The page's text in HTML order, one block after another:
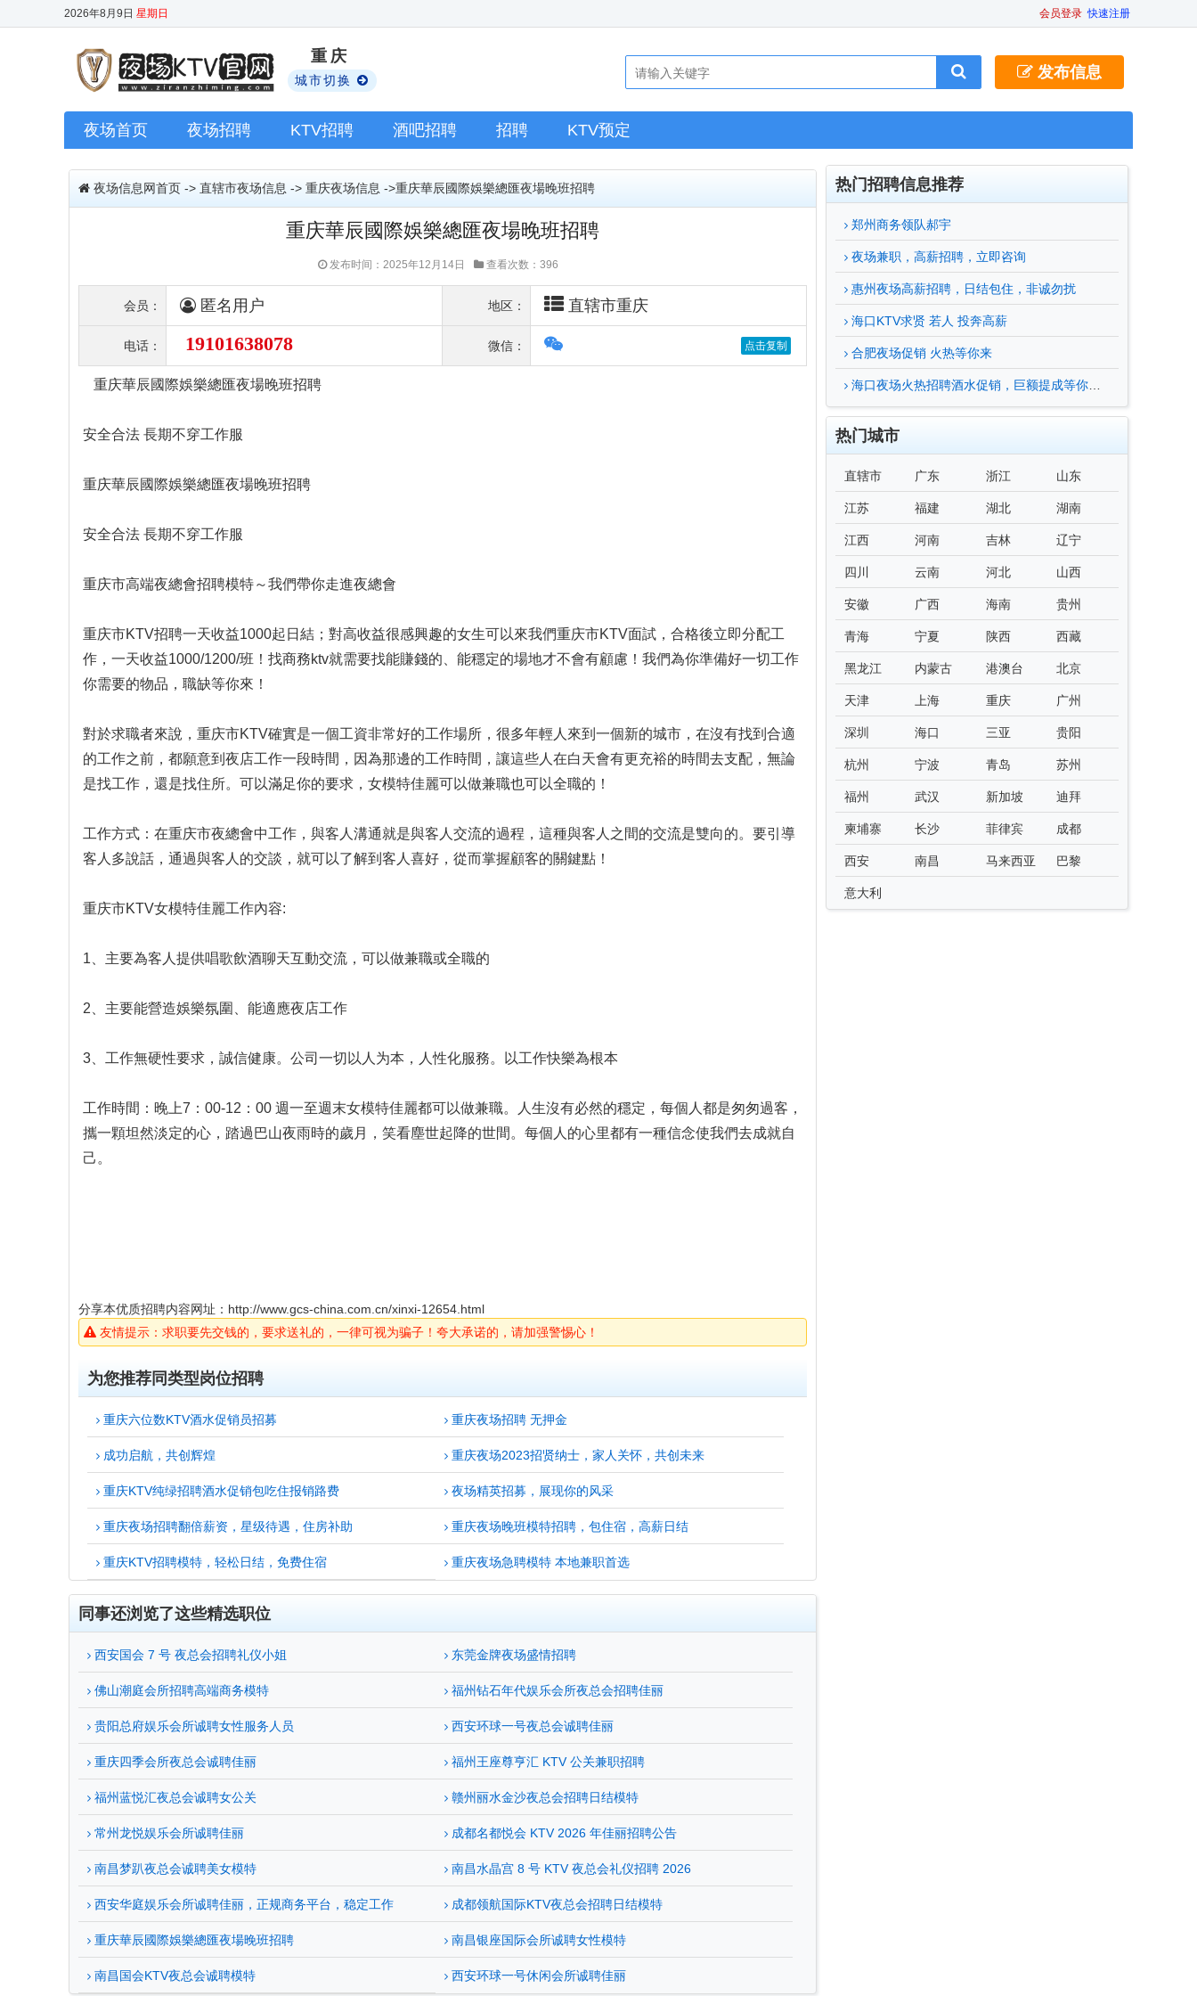
2026年8月9日 星期日 会员登录 快速注册
重庆
城市切换 发布信息
夜场首页 夜场招聘 KTV招聘 酒吧招聘 招聘 KTV预定
夜场信息网首页 -> 直辖市夜场信息 -> 重庆夜场信息 ->重庆華辰國際娛樂總匯夜場晚班招聘
重庆華辰國際娛樂總匯夜場晚班招聘
发布时间：2025年12月14日 查看次数：396
会员： 匿名用户 地区： 直辖市重庆
电话： 19101638078 微信：
重庆華辰國際娛樂總匯夜場晚班招聘
安全合法 長期不穿工作服
重庆華辰國際娛樂總匯夜場晚班招聘
安全合法 長期不穿工作服
重庆市高端夜總會招聘模特～我們帶你走進夜總會
重庆市KTV招聘一天收益1000起日結；對高收益很感興趣的女生可以來我們重庆市KTV面試，合格後立即分配工
作，一天收益1000/1200/班！找商務ktv就需要找能賺錢的、能穩定的場地才不會有顧慮！我們為你準備好一切工作
你需要的物品，職缺等你來！
對於求職者來說，重庆市KTV確實是一個工資非常好的工作場所，很多年輕人來到一個新的城市，在沒有找到合適
的工作之前，都願意到夜店工作一段時間，因為那邊的工作時間，讓這些人在白天會有更充裕的時間去支配，無論
是找工作，還是找住所。可以滿足你的要求，女模特佳麗可以做兼職也可以全職的！
工作方式：在重庆市夜總會中工作，與客人溝通就是與客人交流的過程，這種與客人之間的交流是雙向的。要引導
客人多說話，通過與客人的交談，就可以了解到客人喜好，從而掌握顧客的關鍵點！
重庆市KTV女模特佳麗工作內容:
1、主要為客人提供唱歌飲酒聊天互動交流，可以做兼職或全職的
2、主要能營造娛樂氛圍、能適應夜店工作
3、工作無硬性要求，誠信健康。公司一切以人为本，人性化服務。以工作快樂為根本
工作時間：晚上7：00-12：00 週一至週末女模特佳麗都可以做兼職。人生沒有必然的穩定，每個人都是匆匆過客，
攜一顆坦然淡定的心，踏過巴山夜雨時的歲月，笑看塵世起降的世間。每個人的心里都有一種信念使我們去成就自
己。
分享本优质招聘内容网址： http://www.gcs-china.com.cn/xinxi-12654.html
友情提示：求职要先交钱的，要求送礼的，一律可视为骗子！夸大承诺的，请加强警惕心！
为您推荐同类型岗位招聘
重庆六位数KTV酒水促销员招募 重庆夜场招聘 无押金
成功启航，共创辉煌 重庆夜场2023招贤纳士，家人关怀，共创未来
重庆KTV纯绿招聘酒水促销包吃住报销路费 夜场精英招募，展现你的风采
重庆夜场招聘翻倍薪资，星级待遇，住房补助 重庆夜场晚班模特招聘，包住宿，高薪日结
重庆KTV招聘模特，轻松日结，免费住宿 重庆夜场急聘模特 本地兼职首选
同事还浏览了这些精选职位
西安国会 7 号 夜总会招聘礼仪小姐 东莞金牌夜场盛情招聘
佛山潮庭会所招聘高端商务模特 福州钻石年代娱乐会所夜总会招聘佳丽
贵阳总府娱乐会所诚聘女性服务人员 西安环球一号夜总会诚聘佳丽
重庆四季会所夜总会诚聘佳丽 福州王座尊亨汇 KTV 公关兼职招聘
福州蓝悦汇夜总会诚聘女公关 赣州丽水金沙夜总会招聘日结模特
常州龙悦娱乐会所诚聘佳丽 成都名都悦会 KTV 2026 年佳丽招聘公告
南昌梦趴夜总会诚聘美女模特 南昌水晶宫 8 号 KTV 夜总会礼仪招聘 2026
西安华庭娱乐会所诚聘佳丽，正规商务平台，稳定工作 成都领航国际KTV夜总会招聘日结模特
重庆華辰國際娛樂總匯夜場晚班招聘 南昌银座国际会所诚聘女性模特
南昌国会KTV夜总会诚聘模特 西安环球一号休闲会所诚聘佳丽
热门招聘信息推荐
郑州商务领队郝宇
夜场兼职，高薪招聘，立即咨询
惠州夜场高薪招聘，日结包住，非诚勿扰
海口KTV求贤 若人 投奔高薪
合肥夜场促销 火热等你来
海口夜场火热招聘酒水促销，巨额提成等你来拿
热门城市
直辖市 广东 浙江 山东
江苏 福建 湖北 湖南
江西 河南 吉林 辽宁
四川 云南 河北 山西
安徽 广西 海南 贵州
青海 宁夏 陕西 西藏
黑龙江 内蒙古 港澳台 北京
天津 上海 重庆 广州
深圳 海口 三亚 贵阳
杭州 宁波 青岛 苏州
福州 武汉 新加坡 迪拜
柬埔寨 长沙 菲律宾 成都
西安 南昌 马来西亚 巴黎
意大利